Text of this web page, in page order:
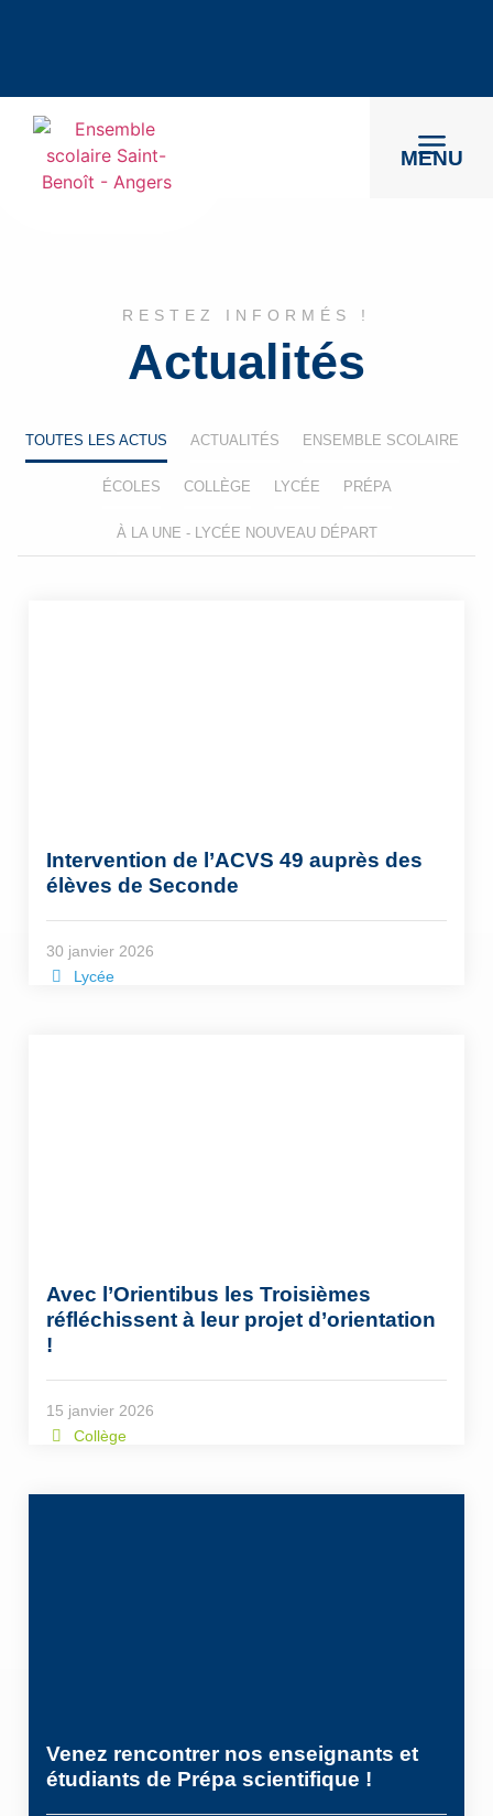
MENU
MENU
RESTEZ INFORMÉS !
Actualités
TOUTES LES ACTUS ACTUALITÉS ENSEMBLE SCOLAIRE
ÉCOLES COLLÈGE LYCÉE PRÉPA
À LA UNE - LYCÉE NOUVEAU DÉPART
Intervention de l’ACVS 49 auprès des
élèves de Seconde
30 janvier 2026
Lycée
Avec l’Orientibus les Troisièmes
réfléchissent à leur projet d’orientation
!
15 janvier 2026
Collège
Venez rencontrer nos enseignants et
étudiants de Prépa scientifique !